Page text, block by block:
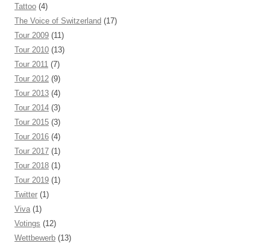
Tattoo (4)
The Voice of Switzerland (17)
Tour 2009 (11)
Tour 2010 (13)
Tour 2011 (7)
Tour 2012 (9)
Tour 2013 (4)
Tour 2014 (3)
Tour 2015 (3)
Tour 2016 (4)
Tour 2017 (1)
Tour 2018 (1)
Tour 2019 (1)
Twitter (1)
Viva (1)
Votings (12)
Wettbewerb (13)